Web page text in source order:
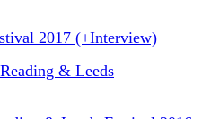
2017 (+Interview)